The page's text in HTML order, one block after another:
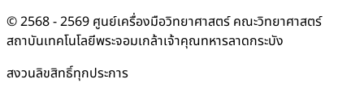
© 2568 - 2569 ศูนย์เครื่องมือวิทยาศาสตร์ คณะวิทยาศาสตร์
สถาบันเทคโนโลยีพระจอมเกล้าเจ้าคุณทหารลาดกระบัง
สงวนลิขสิทธิ์ทุกประการ